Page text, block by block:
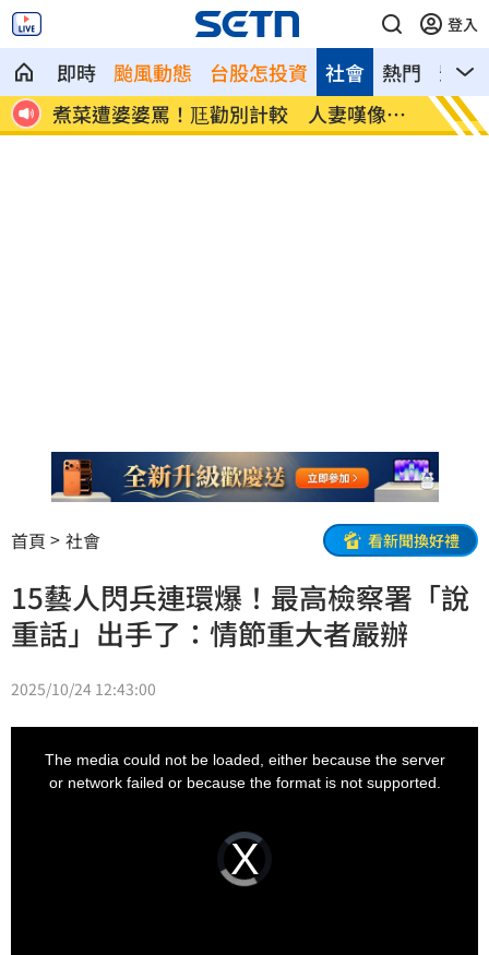
登入
即時 颱風動態 台股怎投資 熱門 影音
社會
台
新／白海豚近北部海面！氣象署發豪雨特
報
南電
首頁 社會 看新聞換好禮
15藝人閃兵連環爆！最高檢察署「說
重話」出手了：情節重大者嚴辦
2025/10/24 12:43:00
Video
Player
loading.
The media could not be loaded, either because the server
or network failed or because the format is not supported.